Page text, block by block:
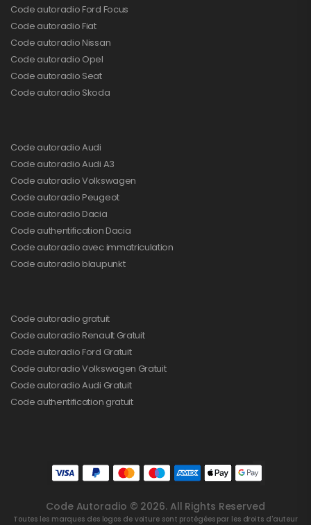
Code autoradio Ford Focus
Code autoradio Fiat
Code autoradio Nissan
Code autoradio Opel
Code autoradio Seat
Code autoradio Skoda
Code autoradio Audi
Code autoradio Audi A3
Code autoradio Volkswagen
Code autoradio Peugeot
Code autoradio Dacia
Code authentification Dacia
Code autoradio avec immatriculation
Code autoradio blaupunkt
Code autoradio gratuit
Code autoradio Renault Gratuit
Code autoradio Ford Gratuit
Code autoradio Volkswagen Gratuit
Code autoradio Audi Gratuit
Code authentification gratuit
Code Autoradio © 2026. All Rights Reserved
Toutes les marques des logos de voiture sont protégées par les droits d'auteur